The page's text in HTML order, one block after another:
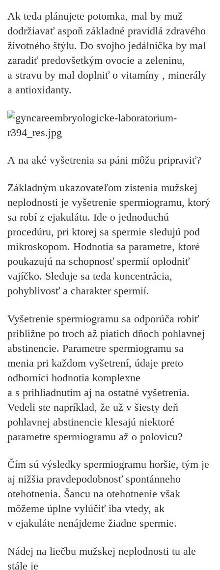
Ak teda plánujete potomka, mal by muž
dodržiavať aspoň základné pravidlá zdravého
životného štýlu. Do svojho jedálnička by mal
zaradiť predovšetkým ovocie a zeleninu,
a stravu by mal doplniť o vitamíny , minerály
a antioxidanty.
A na aké vyšetrenia sa páni môžu pripraviť?
Základným ukazovateľom zistenia mužskej
neplodnosti je vyšetrenie spermiogramu, ktorý
sa robí z ejakulátu. Ide o jednoduchú
procedúru, pri ktorej sa spermie sledujú pod
mikroskopom. Hodnotia sa parametre, ktoré
poukazujú na schopnosť spermií oplodniť
vajíčko. Sleduje sa teda koncentrácia,
pohyblivosť a charakter spermií.
Vyšetrenie spermiogramu sa odporúča robiť
približne po troch až piatich dňoch pohlavnej
abstinencie. Parametre spermiogramu sa
menia pri každom vyšetrení, údaje preto
odborníci hodnotia komplexne
a s prihliadnutím aj na ostatné vyšetrenia.
Vedeli ste napríklad, že už v šiesty deň
pohlavnej abstinencie klesajú niektoré
parametre spermiogramu až o polovicu?
Čím sú výsledky spermiogramu horšie, tým je
aj nižšia pravdepodobnosť spontánneho
otehotnenia. Šancu na otehotnenie však
môžeme úplne vylúčiť iba vtedy, ak
v ejakuláte nenájdeme žiadne spermie.
Nádej na liečbu mužskej neplodnosti tu ale
stále je